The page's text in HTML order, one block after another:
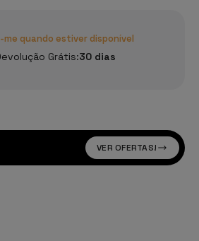
quando estiver disponível
Grátis:30 dias
VER OFERTAS!